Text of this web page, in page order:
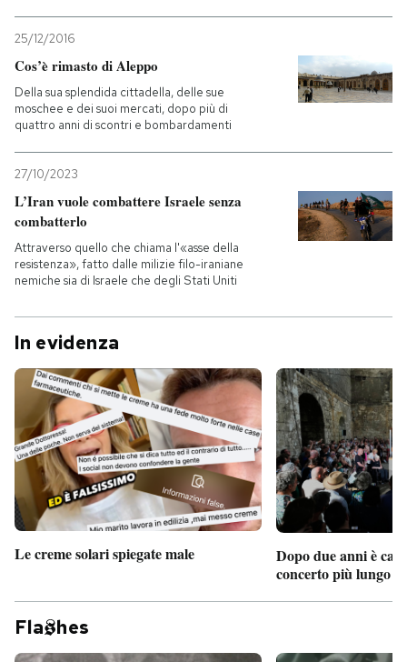
25/12/2016
Cos’è rimasto di Aleppo
Della sua splendida cittadella, delle sue
moschee e dei suoi mercati, dopo più di
quattro anni di scontri e bombardamenti
27/10/2023
L’Iran vuole combattere Israele senza
combatterlo
Attraverso quello che chiama l'«asse della
resistenza», fatto dalle milizie filo-iraniane
nemiche sia di Israele che degli Stati Uniti
In evidenza
Le creme solari spiegate male
Dopo due anni è
concerto più lungo
Fla hes